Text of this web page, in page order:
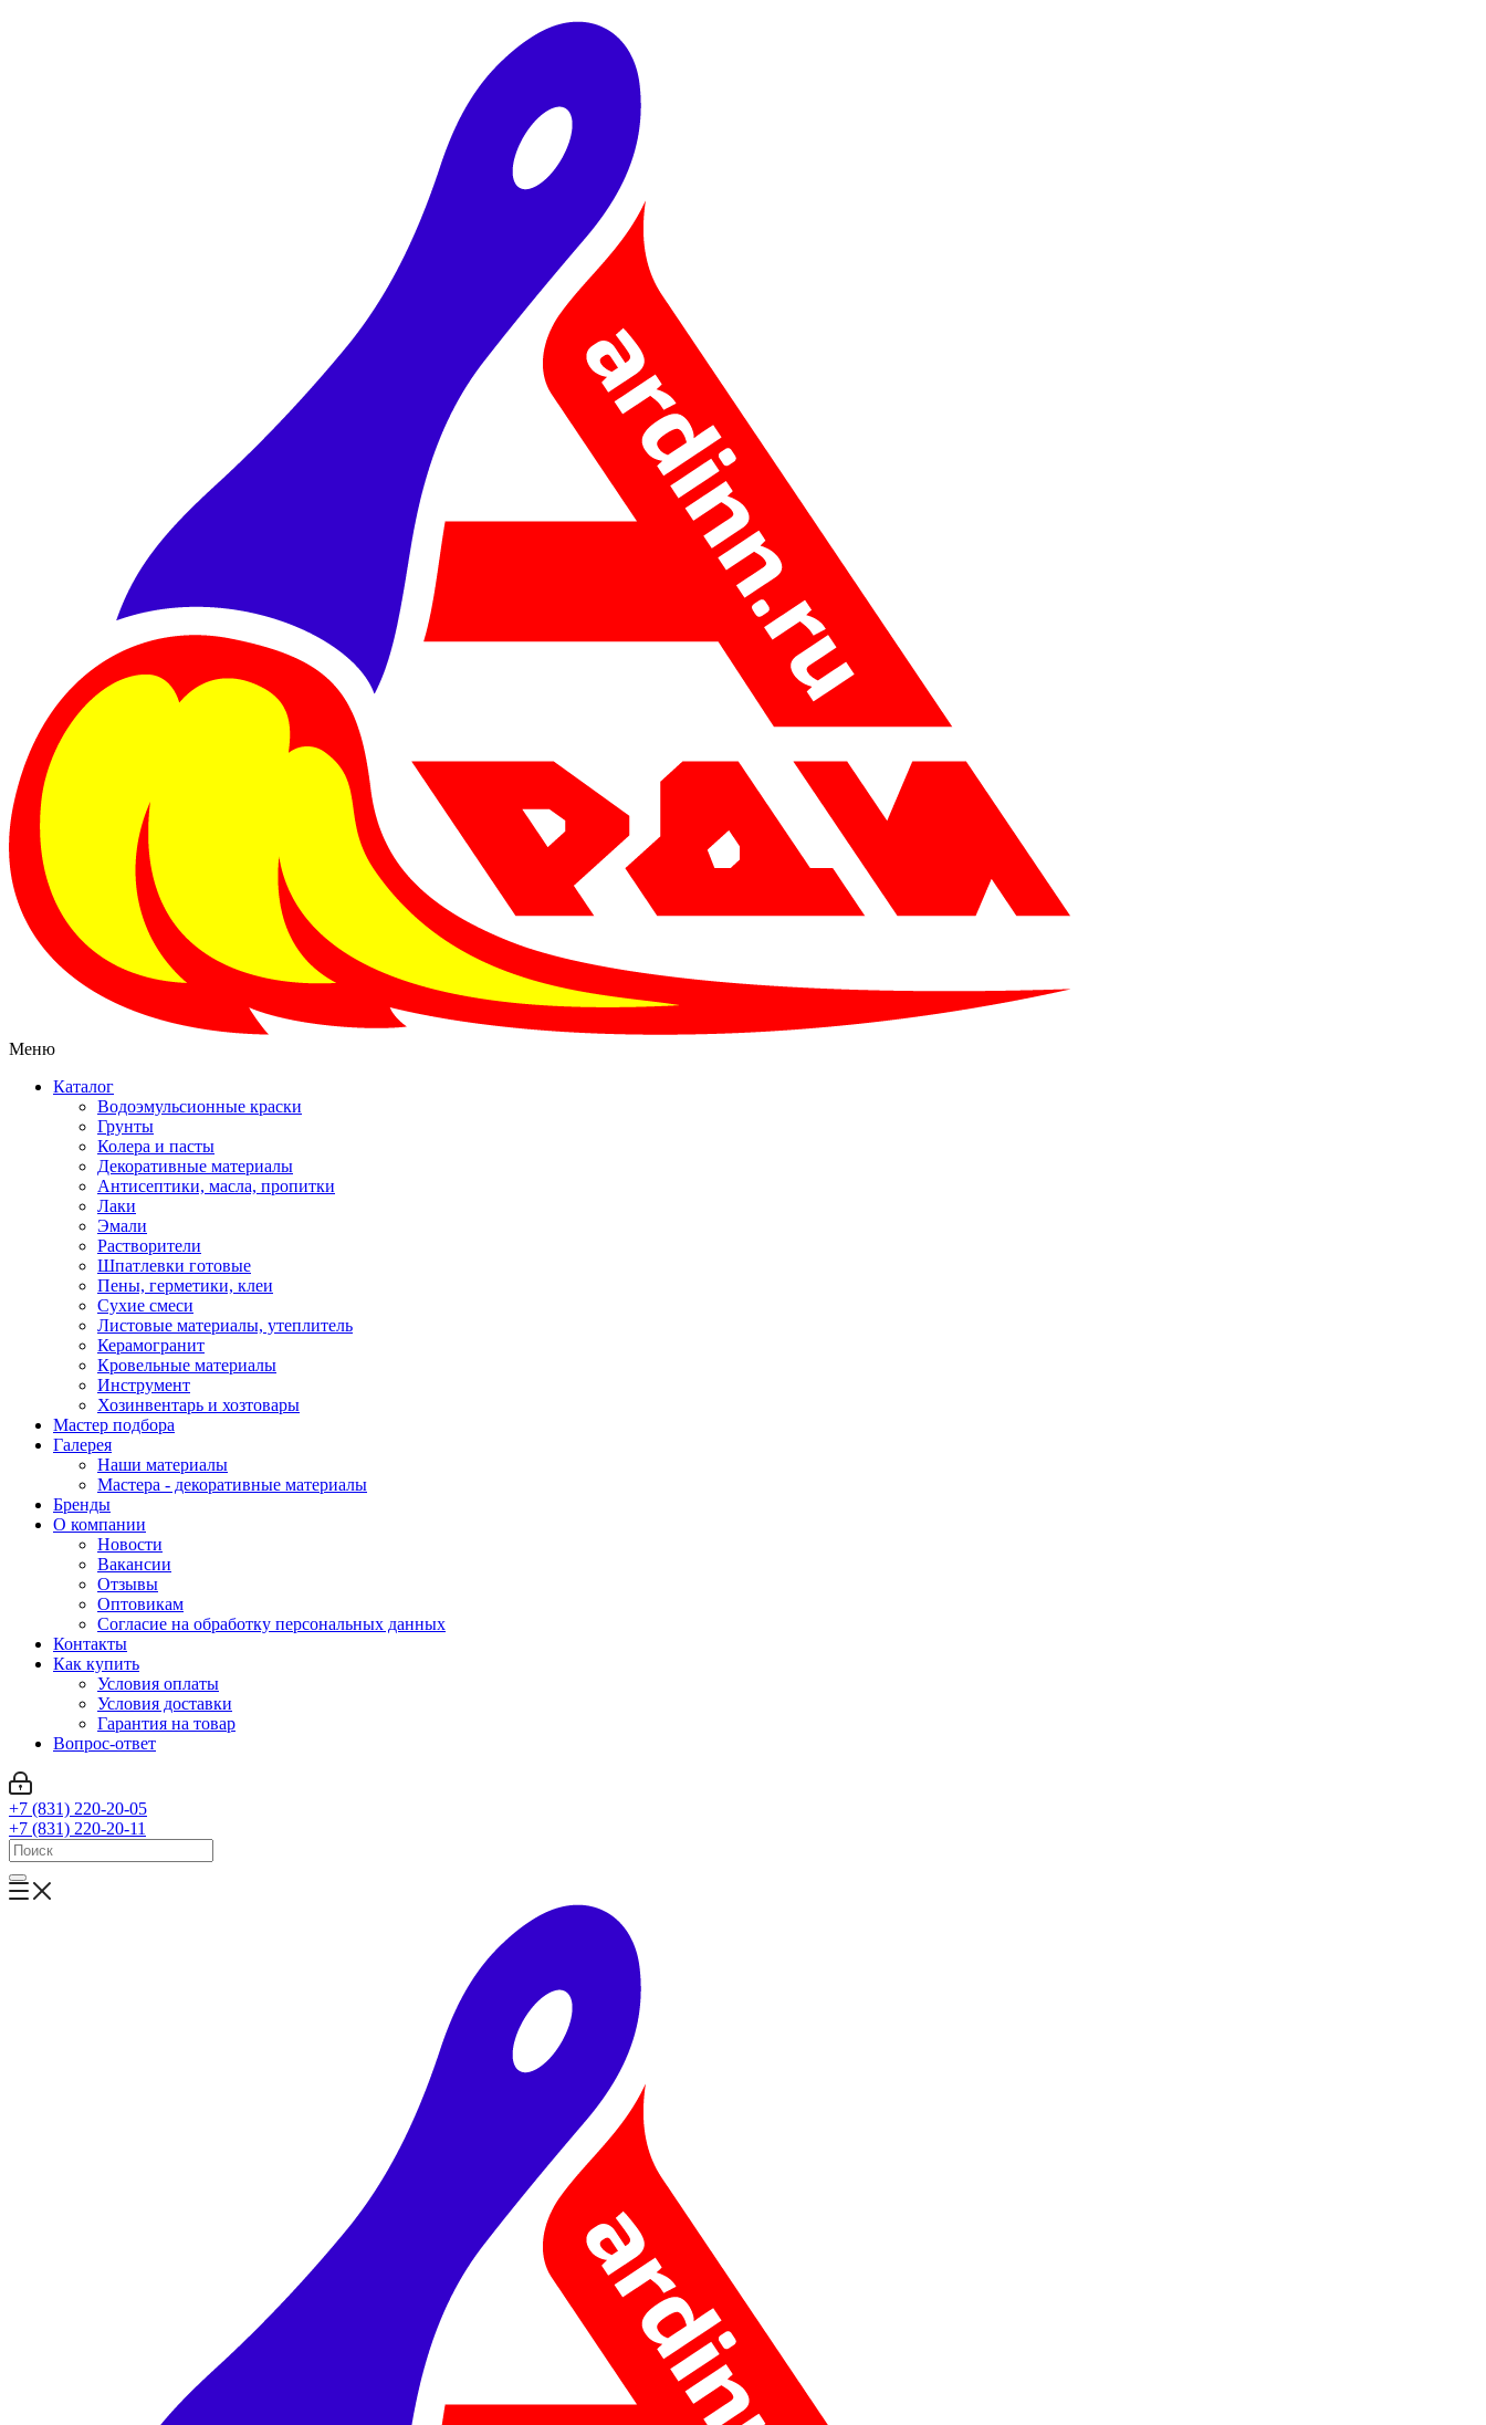
Меню
Каталог
Водоэмульсионные краски
Грунты
Колера и пасты
Декоративные материалы
Антисептики, масла, пропитки
Лаки
Эмали
Растворители
Шпатлевки готовые
Пены, герметики, клеи
Сухие смеси
Листовые материалы, утеплитель
Керамогранит
Кровельные материалы
Инструмент
Хозинвентарь и хозтовары
Мастер подбора
Галерея
Наши материалы
Мастера - декоративные материалы
Бренды
О компании
Новости
Вакансии
Отзывы
Оптовикам
Cогласие на обработку персональных данных
Контакты
Как купить
Условия оплаты
Условия доставки
Гарантия на товар
Вопрос-ответ
+7 (831) 220-20-05
+7 (831) 220-20-11